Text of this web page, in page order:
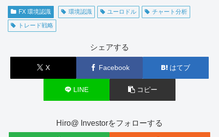
FX 環境認識 環境認識 ユーロドル
チャート分析
トレード戦略
シェアする
X Facebook はてブ
LINE コピー
Hiro@ Investorをフォローする